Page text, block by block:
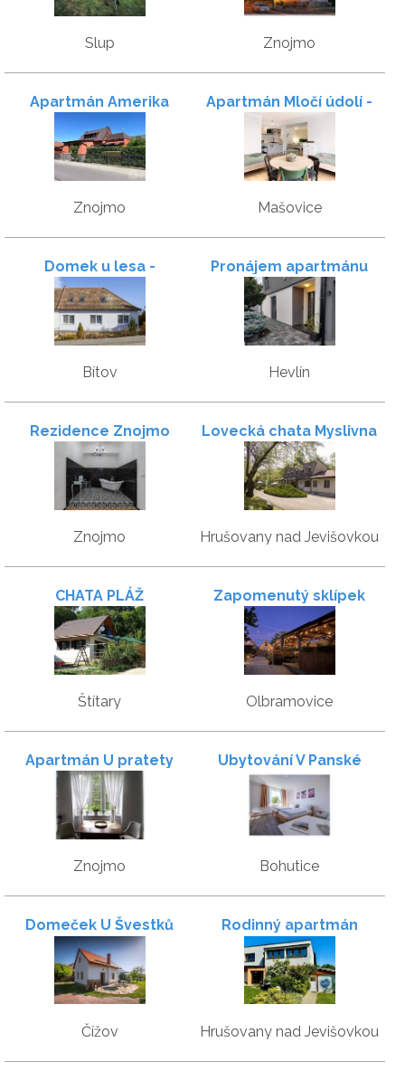
Slup Znojmo
Apartmán Amerika
Znojmo
Apartmán Mločí údolí -
Podyjí
Mašovice
Domek u lesa -
Apartmány
Bítov
Pronájem apartmánu
Hevlín
Rezidence Znojmo
Znojmo
Lovecká chata Myslivna
Hrušovany nad Jevišovkou
CHATA PLÁŽ
Štítary
Zapomenutý sklípek
Olbramovice
Apartmán U pratety
Vlasty
Znojmo
Ubytování V Panské
zahradě
Bohutice
Domeček U Švestků
Čížov
Rodinný apartmán
Hrušovánek
Hrušovany nad Jevišovkou